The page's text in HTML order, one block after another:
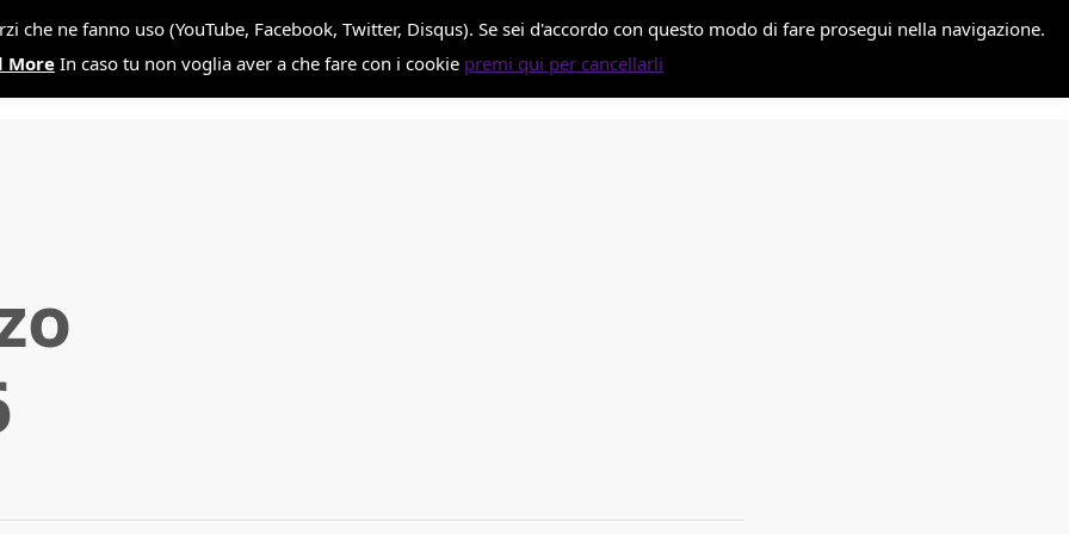
ne fanno uso (YouTube, Facebook, Twitter, Disqus). Se sei d'accordo con questo modo di fare prosegui nella navigazione.
MoreIn caso tu non voglia aver a che fare con i cookie premi qui per cancellarli